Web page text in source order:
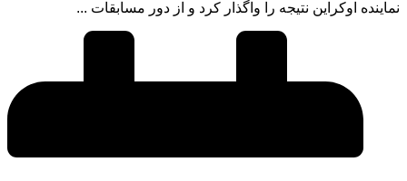
نماینده اوکراین نتیجه را واگذار کرد و از دور مسابقات ...